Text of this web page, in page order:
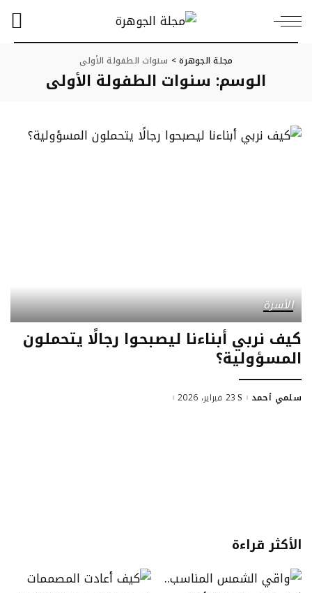
مجلة الجوهرة> سنوات الطفولة الأولى
الوسم: سنوات الطفولة الأولى
الأسرة
كيف نربي أبناءنا ليصبحوا رجالًا يتحملون
المسؤولية؟
Posted
سلمي أحمد 23 فبراير، 2026
الأكثر قراءة